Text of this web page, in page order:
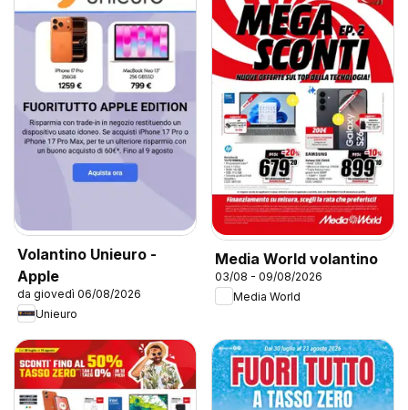
Volantino Unieuro -
Apple
da giovedì 06/08/2026
Unieuro
Media World volantino
03/08 - 09/08/2026
Media World